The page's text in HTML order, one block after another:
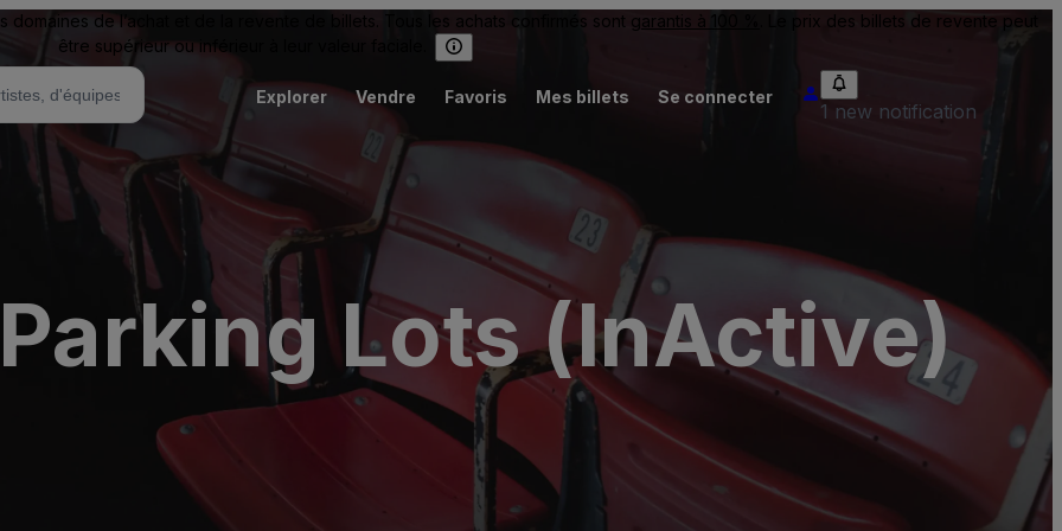
domaines de l’achat et de la revente de billets. Tous les achats confirmés sont garantis à 100 %
. Le prix des billets de revente peut
être supérieur ou inférieur à leur valeur faciale.
Explorer Vendre Favoris Mes billets Se connecter
1 new notification
Lots (InActive)